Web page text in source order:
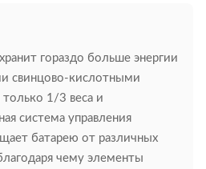
гораздо больше энергии
свинцово-кислотными
1/3 веса и
система управления
батарею от различных
чему элементы